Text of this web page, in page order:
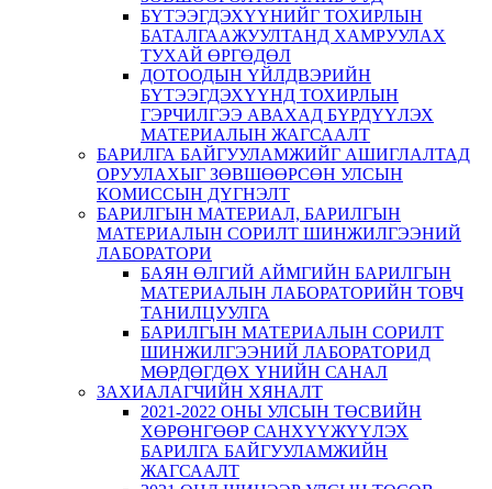
БҮТЭЭГДЭХҮҮНИЙГ ТОХИРЛЫН
БАТАЛГААЖУУЛТАНД ХАМРУУЛАХ
ТУХАЙ ӨРГӨДӨЛ
ДОТООДЫН ҮЙЛДВЭРИЙН
БҮТЭЭГДЭХҮҮНД ТОХИРЛЫН
ГЭРЧИЛГЭЭ АВАХАД БҮРДҮҮЛЭХ
МАТЕРИАЛЫН ЖАГСААЛТ
БАРИЛГА БАЙГУУЛАМЖИЙГ АШИГЛАЛТАД
ОРУУЛАХЫГ ЗӨВШӨӨРСӨН УЛСЫН
КОМИССЫН ДҮГНЭЛТ
БАРИЛГЫН МАТЕРИАЛ, БАРИЛГЫН
МАТЕРИАЛЫН СОРИЛТ ШИНЖИЛГЭЭНИЙ
ЛАБОРАТОРИ
БАЯН ӨЛГИЙ АЙМГИЙН БАРИЛГЫН
МАТЕРИАЛЫН ЛАБОРАТОРИЙН ТОВЧ
ТАНИЛЦУУЛГА
БАРИЛГЫН МАТЕРИАЛЫН СОРИЛТ
ШИНЖИЛГЭЭНИЙ ЛАБОРАТОРИД
МӨРДӨГДӨХ ҮНИЙН САНАЛ
ЗАХИАЛАГЧИЙН ХЯНАЛТ
2021-2022 ОНЫ УЛСЫН ТӨСВИЙН
ХӨРӨНГӨӨР САНХҮҮЖҮҮЛЭХ
БАРИЛГА БАЙГУУЛАМЖИЙН
ЖАГСААЛТ